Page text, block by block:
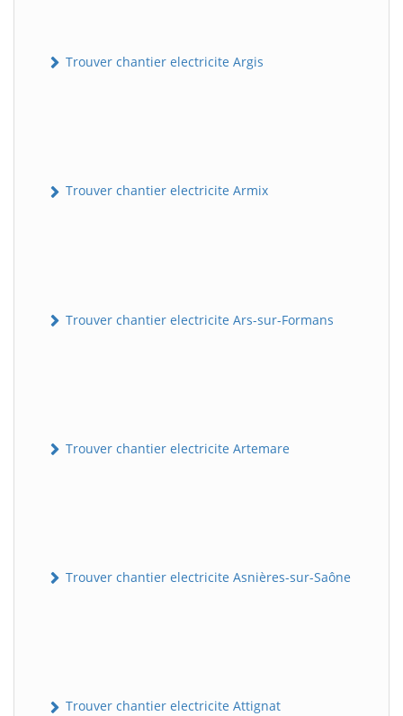
Trouver chantier electricite Argis
Trouver chantier electricite Armix
Trouver chantier electricite Ars-sur-Formans
Trouver chantier electricite Artemare
Trouver chantier electricite Asnières-sur-Saône
Trouver chantier electricite Attignat